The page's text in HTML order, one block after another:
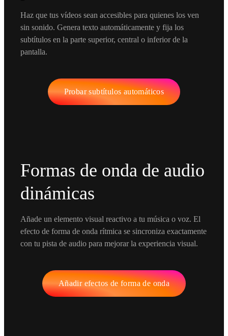
Haz que tus vídeos sean accesibles para quienes los ven
sin sonido. Genera texto automáticamente y fija los
subtítulos en la parte superior, central o inferior de la
pantalla.
Probar subtítulos automáticos
Formas de onda de audio
dinámicas
Añade un elemento visual reactivo a tu música o voz. El
efecto de forma de onda rítmica se sincroniza exactamente
con tu pista de audio para mejorar la experiencia visual.
Añadir efectos de forma de onda